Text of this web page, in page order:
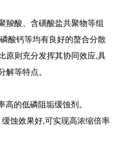
酸、含磺酸盐共聚物等组
酸钙等均有良好的螯合分散
原则充分发挥其协同效应,具
解等特点。
的低磷阻垢缓蚀剂。
蚀效果好,可实现高浓缩倍率